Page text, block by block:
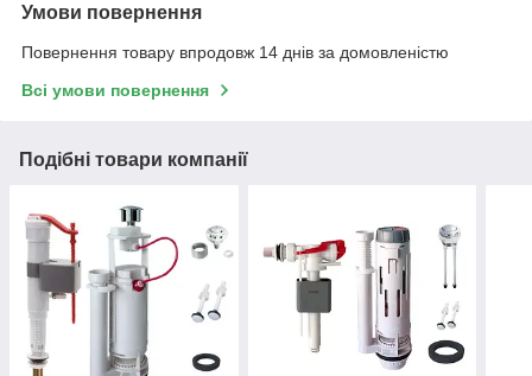
Умови повернення
Повернення товару впродовж 14 днів за домовленістю
Всі умови повернення
Подібні товари компанії